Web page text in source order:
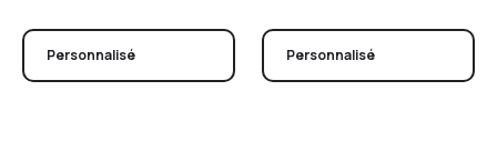
Personnalisé Personnalisé